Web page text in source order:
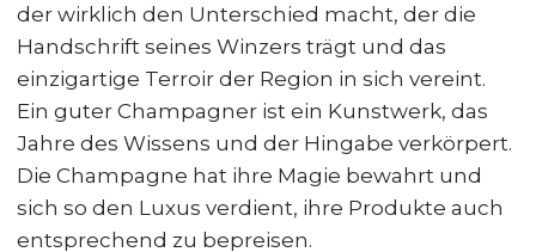
der wirklich den Unterschied macht, der die
Handschrift seines Winzers trägt und das
einzigartige Terroir der Region in sich vereint.
Ein guter Champagner ist ein Kunstwerk, das
Jahre des Wissens und der Hingabe verkörpert.
Die Champagne hat ihre Magie bewahrt und
sich so den Luxus verdient, ihre Produkte auch
entsprechend zu bepreisen.